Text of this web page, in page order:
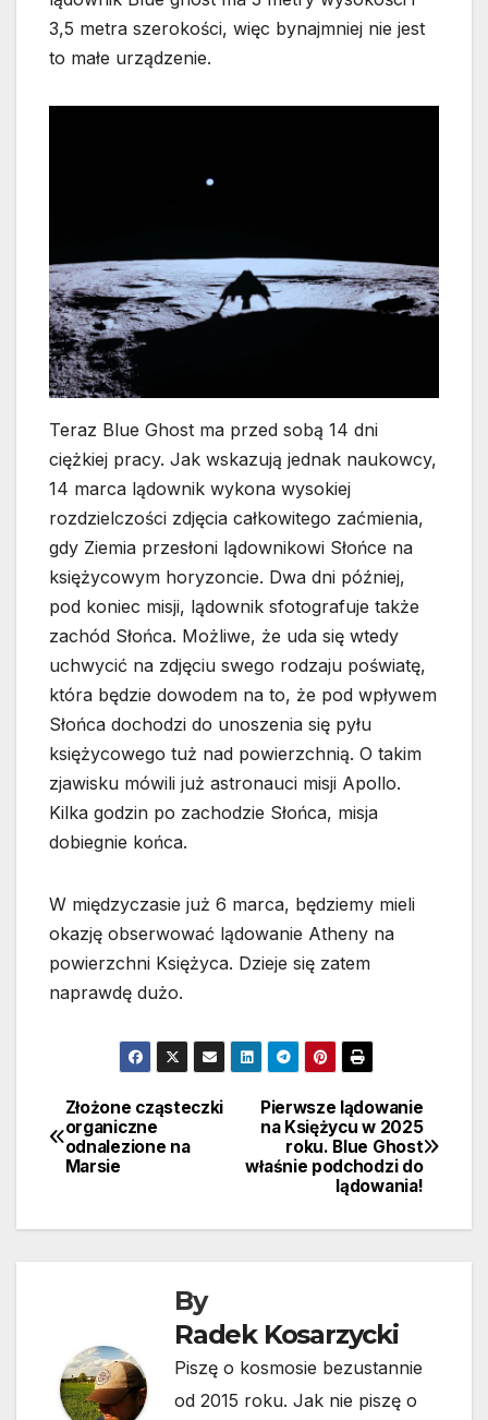
3,5 metra szerokości, więc bynajmniej nie jest
to małe urządzenie.
Teraz Blue Ghost ma przed sobą 14 dni
ciężkiej pracy. Jak wskazują jednak naukowcy,
14 marca lądownik wykona wysokiej
rozdzielczości zdjęcia całkowitego zaćmienia,
gdy Ziemia przesłoni lądownikowi Słońce na
księżycowym horyzoncie. Dwa dni później,
pod koniec misji, lądownik sfotografuje także
zachód Słońca. Możliwe, że uda się wtedy
uchwycić na zdjęciu swego rodzaju poświatę,
która będzie dowodem na to, że pod wpływem
Słońca dochodzi do unoszenia się pyłu
księżycowego tuż nad powierzchnią. O takim
zjawisku mówili już astronauci misji Apollo.
Kilka godzin po zachodzie Słońca, misja
dobiegnie końca.
W międzyczasie już 6 marca, będziemy mieli
okazję obserwować lądowanie Atheny na
powierzchni Księżyca. Dzieje się zatem
naprawdę dużo.
Nawigacja
wpisu
Pierwsze lądowanie
na Księżycu w 2025
roku. Blue Ghost
właśnie podchodzi do
lądowania!
Złożone cząsteczki
organiczne
odnalezione na
Marsie
By
Radek Kosarzycki
Piszę o kosmosie bezustannie
od 2015 roku. Jak nie piszę o